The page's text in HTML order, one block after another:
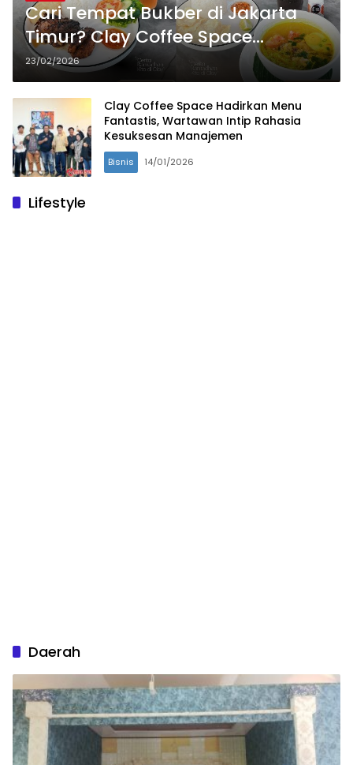
Cari Tempat Bukber di Jakarta
Timur? Clay Coffee Space
Tawarkan Paket Hemat dan
Prasmanan Ramadan
23/02/2026
Clay Coffee Space Hadirkan Menu
Fantastis, Wartawan Intip Rahasia
Kesuksesan Manajemen
Bisnis 14/01/2026
Lifestyle
Daerah